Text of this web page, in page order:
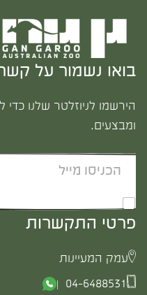
פרטי התקשרות
עמק המעיינות
04-6488531 |
בואו נשמור על
הירשמו לניוזלטר שלנו
ומבצעים.
*